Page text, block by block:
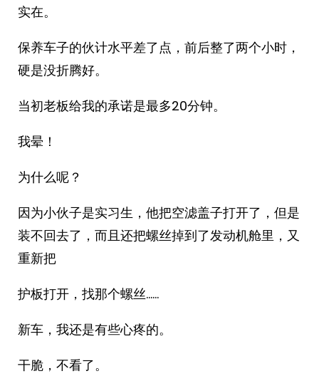
实在。
保养车子的伙计水平差了点，前后整了两个小时，
硬是没折腾好。
当初老板给我的承诺是最多20分钟。
我晕！
为什么呢？
因为小伙子是实习生，他把空滤盖子打开了，但是
装不回去了，而且还把螺丝掉到了发动机舱里，又
重新把
护板打开，找那个螺丝……
新车，我还是有些心疼的。
干脆，不看了。